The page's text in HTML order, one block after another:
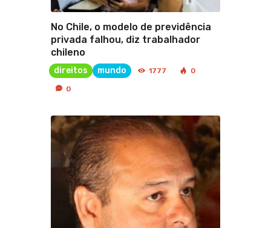
No Chile, o modelo de previdência
privada falhou, diz trabalhador
chileno
direitos mundo 1777 0
0